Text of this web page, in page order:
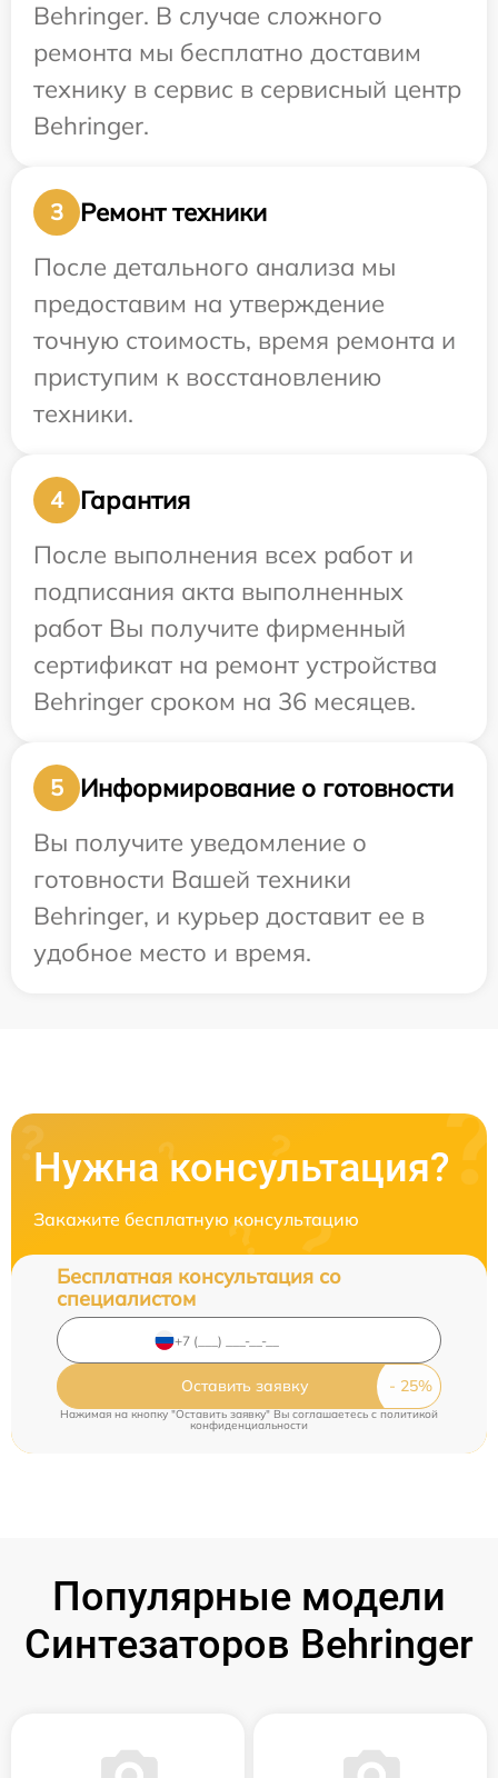
Behringer. В случае сложного
ремонта мы бесплатно доставим
технику в сервис в сервисный центр
Behringer.
3
Ремонт техники
После детального анализа мы
предоставим на утверждение
точную стоимость, время ремонта и
приступим к восстановлению
техники.
4
Гарантия
После выполнения всех работ и
подписания акта выполненных
работ Вы получите фирменный
сертификат на ремонт устройства
Behringer сроком на 36 месяцев.
5
Информирование о готовности
Вы получите уведомление о
готовности Вашей техники
Behringer, и курьер доставит ее в
удобное место и время.
Нужна консультация?
Закажите бесплатную консультацию
Бесплатная консультация со
специалистом
Оставить заявку
Нажимая на кнопку "Оставить заявку" Вы соглашаетесь c политикой
конфиденциальности
Популярные модели
Синтезаторов Behringer